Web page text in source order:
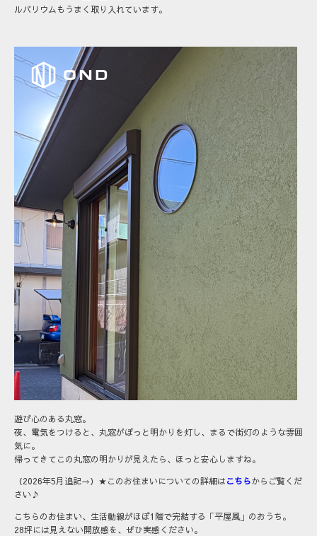
ルバリウムもうまく取り入れています。
遊び心のある丸窓。
夜、電気をつけると、丸窓がぽっと明かりを灯し、まるで街灯のような雰囲
気に。
帰ってきてこの丸窓の明かりが見えたら、ほっと安心しますね。
（2026年5月追記→）★このお住まいについての詳細はこちらからご覧くだ
さい♪
こちらのお住まい、生活動線がほぼ1階で完結する「平屋風」のおうち。
28坪には見えない開放感を、ぜひ実感ください。